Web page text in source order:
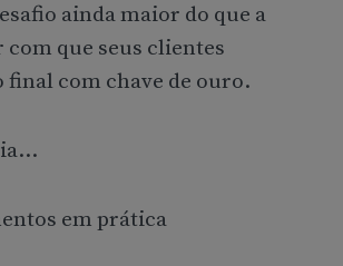
ainda maior do que a
com que seus clientes
final com chave de ouro.
em prática